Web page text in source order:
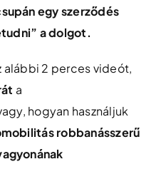
egy szerződés
a dolgot.
alábbi 2 perces videót,
a
hogyan használjuk
robbanásszerű